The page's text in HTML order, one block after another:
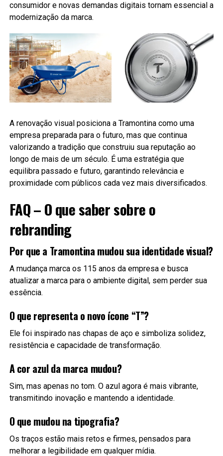
consumidor e novas demandas digitais tornam essencial a
modernização da marca.
A renovação visual posiciona a Tramontina como uma
empresa preparada para o futuro, mas que continua
valorizando a tradição que construiu sua reputação ao
longo de mais de um século. É uma estratégia que
equilibra passado e futuro, garantindo relevância e
proximidade com públicos cada vez mais diversificados.
FAQ – O que saber sobre o
rebranding
Por que a Tramontina mudou sua identidade visual?
A mudança marca os 115 anos da empresa e busca
atualizar a marca para o ambiente digital, sem perder sua
essência.
O que representa o novo ícone “T”?
Ele foi inspirado nas chapas de aço e simboliza solidez,
resistência e capacidade de transformação.
A cor azul da marca mudou?
Sim, mas apenas no tom. O azul agora é mais vibrante,
transmitindo inovação e mantendo a identidade.
O que mudou na tipografia?
Os traços estão mais retos e firmes, pensados para
melhorar a legibilidade em qualquer mídia.